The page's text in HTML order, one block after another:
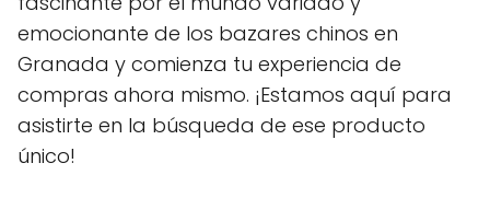
emocionante de los bazares chinos en
Granada y comienza tu experiencia de
compras ahora mismo. ¡Estamos aquí para
asistirte en la búsqueda de ese producto
único!